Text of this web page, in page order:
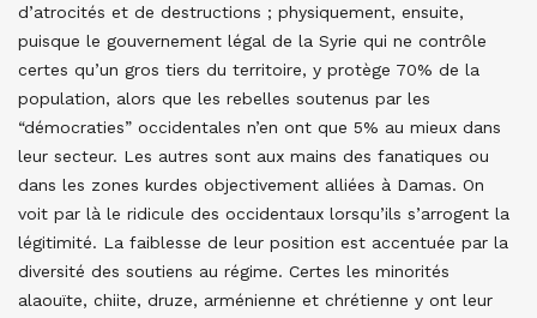
d’atrocités et de destructions ; physiquement, ensuite,
puisque le gouvernement légal de la Syrie qui ne contrôle
certes qu’un gros tiers du territoire, y protège 70% de la
population, alors que les rebelles soutenus par les
“démocraties” occidentales n’en ont que 5% au mieux dans
leur secteur. Les autres sont aux mains des fanatiques ou
dans les zones kurdes objectivement alliées à Damas. On
voit par là le ridicule des occidentaux lorsqu’ils s’arrogent la
légitimité. La faiblesse de leur position est accentuée par la
diversité des soutiens au régime. Certes les minorités
alaouïte, chiite, druze, arménienne et chrétienne y ont leur